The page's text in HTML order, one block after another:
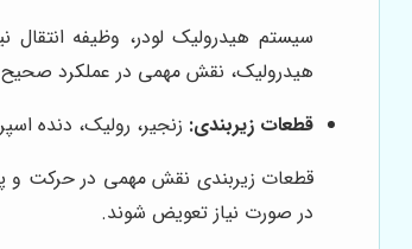
سیستم هیدرولیک لودر، وظیفه
هیدرولیک، نقش مهمی در عملکرد صحیح
قطعات زیربندی: زنجیر، رولیک، دنده
قطعات زیربندی نقش مهمی در حرکت و
در صورت نیاز تعویض شوند.